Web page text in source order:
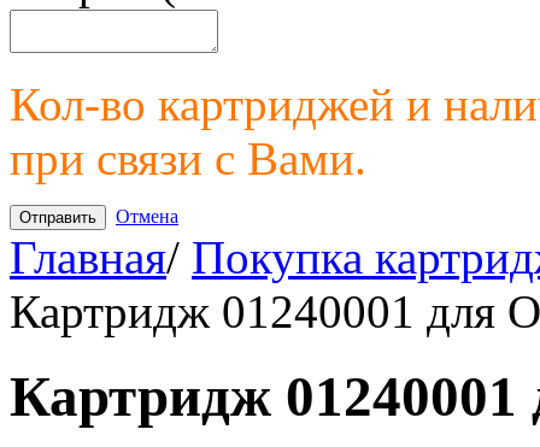
Кол-во картриджей и
при связи с Вами.
Отмена
Главная/ Покупка
Картридж 01240001 для
Картридж